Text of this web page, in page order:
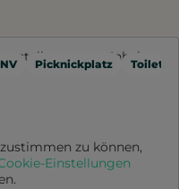
Picknickplatz
externe Inhalte
zu können,
Einstellungen